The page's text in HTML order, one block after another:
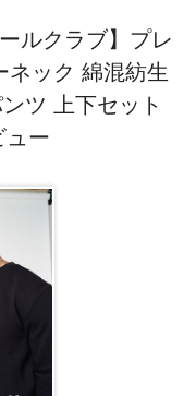
ルクラブ】プレ
ネック 綿混紡生
ツ 上下セット
ュー